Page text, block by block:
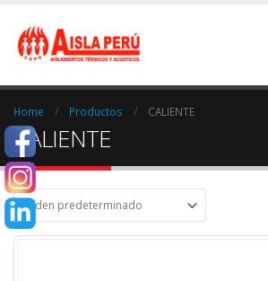
Home Productos CALIENTE
CALIENTE